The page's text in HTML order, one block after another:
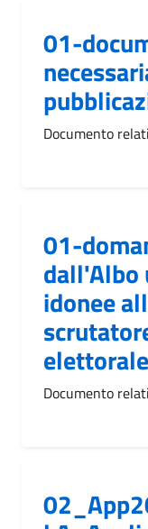
01-
Documento
01-
dall'Albo
idonee
elettorale
Documento